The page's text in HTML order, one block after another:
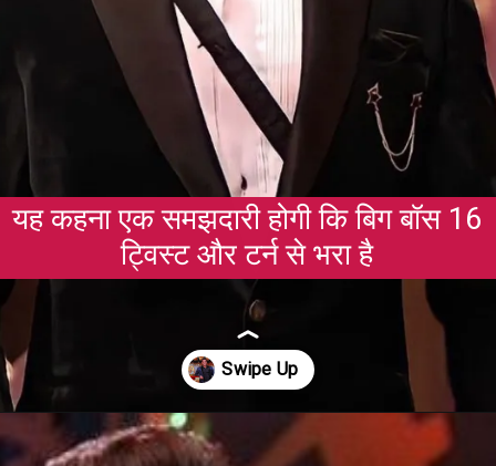
यह कहना एक समझदारी होगी कि बिग बॉस 16
ट्विस्ट और टर्न से भरा है
Opening